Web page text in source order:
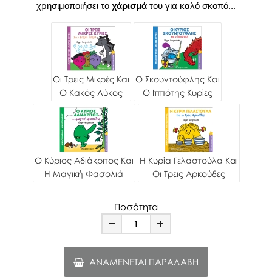
χρησιμοποιήσει το χάρισμά του για καλό σκοπό...
Οι Τρεις Μικρές Και
Ο Κακός Λύκος
Ο Σκουντούφλης Και
Ο Ιππότης Κυρίες
Ο Κύριος Αδιάκριτος Και
Η Μαγική Φασολιά
Η Κυρία Γελαστούλα Και
Οι Τρεις Αρκούδες
Ποσότητα
Minus Plus
ΑΝΑΜΈΝΕΤΑΙ ΠΑΡΑΛΑΒΉ